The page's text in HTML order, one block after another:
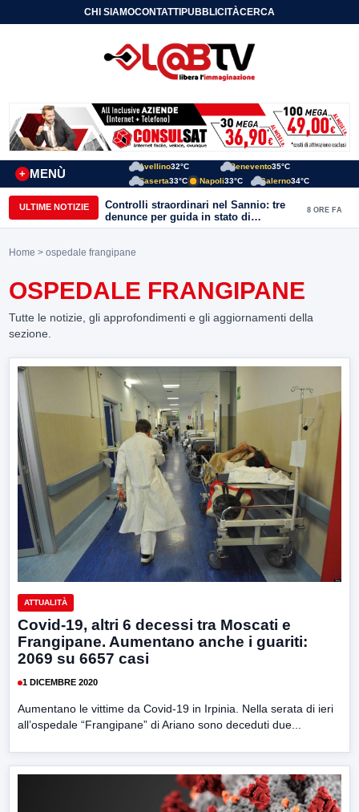
CHI SIAMOCONTATTIPUBBLICITÀCERCA
MENÙ
+
Avellino32°C Benevento35°C
Caserta33°C Napoli33°C Salerno34°C
ULTIME NOTIZIE
Controlli straordinari nel Sannio: tre
denunce per guida in stato di
ebbrezza, un arresto e 1.500 kg di
8 ORE FA
Home > ospedale frangipane
OSPEDALE FRANGIPANE
Tutte le notizie, gli approfondimenti e gli aggiornamenti della
sezione.
ATTUALITÀ
Covid-19, altri 6 decessi tra Moscati e
Frangipane. Aumentano anche i guariti:
2069 su 6657 casi
1 DICEMBRE 2020
Aumentano le vittime da Covid-19 in Irpinia. Nella serata di ieri
all’ospedale “Frangipane” di Ariano sono deceduti due...